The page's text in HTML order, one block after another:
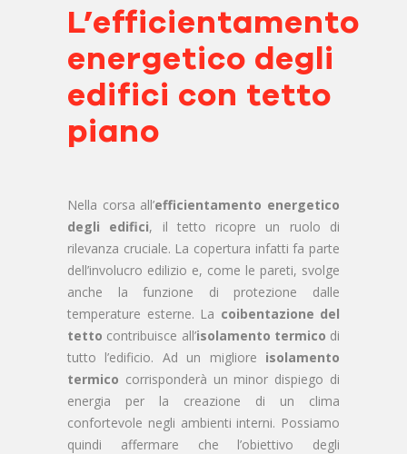
L’efficientamento
energetico degli
edifici con tetto
piano
Nella corsa all’efficientamento energetico
degli edifici, il tetto ricopre un ruolo di
rilevanza cruciale. La copertura infatti fa parte
dell’involucro edilizio e, come le pareti, svolge
anche la funzione di protezione dalle
temperature esterne. La coibentazione del
tetto contribuisce all’isolamento termico di
tutto l’edificio. Ad un migliore isolamento
termico corrisponderà un minor dispiego di
energia per la creazione di un clima
confortevole negli ambienti interni. Possiamo
quindi affermare che l’obiettivo degli